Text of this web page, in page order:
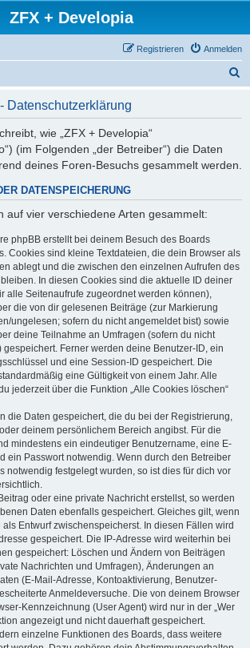
ZFX + Developia
Anmelden
Registrieren
Datenschutzerklärung
wie „ZFX + Developia“
(im Folgenden „der Betreiber“) die Daten
deines Foren-Besuchs gesammelt werden.
DATENSPEICHERUNG
auf vier verschiedene Arten gesammelt:
phpBB erstellt bei deinem Besuch des Boards
Cookies sind kleine Textdateien, die dein Browser als
ablegt und die zwischen den einzelnen Aufrufen des
In diesen Cookies sind die aktuelle ID deiner
alle Seitenaufrufe zugeordnet werden können),
die von dir gelesenen Beiträge (zur Markierung
ungelesen; sofern du nicht angemeldet bist) sowie
deine Teilnahme an Umfragen (sofern du nicht
gespeichert. Ferner werden deine Benutzer-ID, ein
und eine Session-ID gespeichert. Die
eine Gültigkeit von einem Jahr. Alle
jederzeit über die Funktion „Alle Cookies löschen“
die Daten gespeichert, die du bei der Registrierung,
deinem persönlichem Bereich angibst. Für die
mindestens ein eindeutiger Benutzername, eine E-
ein Passwort notwendig. Wenn durch den Betreiber
notwendig festgelegt wurden, so ist dies für dich vor
oder eine private Nachricht erstellst, so werden
Daten ebenfalls gespeichert. Gleiches gilt, wenn
Entwurf zwischenspeicherst. In diesen Fällen wird
gespeichert. Die IP-Adresse wird weiterhin bei
gespeichert: Löschen und Ändern von Beiträgen
Nachrichten und Umfragen), Änderungen an
(E-Mail-Adresse, Kontoaktivierung, Benutzer-
Anmeldeversuche. Die von deinem Browser
Kennzeichnung (User Agent) wird nur in der „Wer
angezeigt und nicht dauerhaft gespeichert.
einzelne Funktionen des Boards, dass weitere